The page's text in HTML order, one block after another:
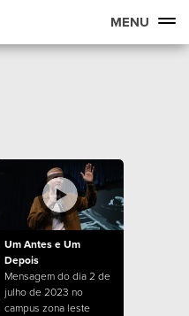
MENU
Um Antes e Um
Depois
Mensagem do dia 2 de
julho de 2023 no
campus zona leste